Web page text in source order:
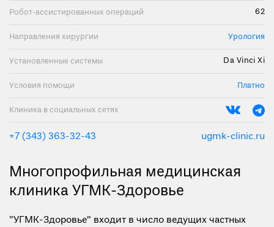
Робот-ассистированных операций 62
Направления хирургии Урология
Установленные системы Da Vinci Xi
Условия помощи Платно
Клиника в социальных сетях
+7 (343) 363-32-43 ugmk-clinic.ru
Многопрофильная медицинская
клиника УГМК-Здоровье
"УГМК-Здоровье" входит в число ведущих частных